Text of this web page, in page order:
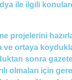
ile ilgili
projelerini
ortaya
sonra
olmaları için